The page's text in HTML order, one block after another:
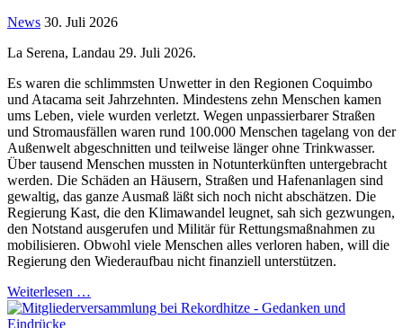
News 30. Juli 2026
La Serena, Landau 29. Juli 2026.
Es waren die schlimmsten Unwetter in den Regionen Coquimbo
und Atacama seit Jahrzehnten. Mindestens zehn Menschen kamen
ums Leben, viele wurden verletzt. Wegen unpassierbarer Straßen
und Stromausfällen waren rund 100.000 Menschen tagelang von der
Außenwelt abgeschnitten und teilweise länger ohne Trinkwasser.
Über tausend Menschen mussten in Notunterkünften untergebracht
werden. Die Schäden an Häusern, Straßen und Hafenanlagen sind
gewaltig, das ganze Ausmaß läßt sich noch nicht abschätzen. Die
Regierung Kast, die den Klimawandel leugnet, sah sich gezwungen,
den Notstand ausgerufen und Militär für Rettungsmaßnahmen zu
mobilisieren. Obwohl viele Menschen alles verloren haben, will die
Regierung den Wiederaufbau nicht finanziell unterstützen.
Weiterlesen …